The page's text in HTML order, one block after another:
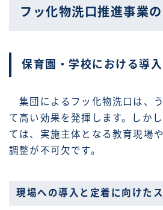
フッ化物洗口推進事業
保育園・学校における導
集団によるフッ化物洗口は、
て高い効果を発揮します。しか
ては、実施主体となる教育現場
調整が不可欠です。
現場への導入と定着に向けた